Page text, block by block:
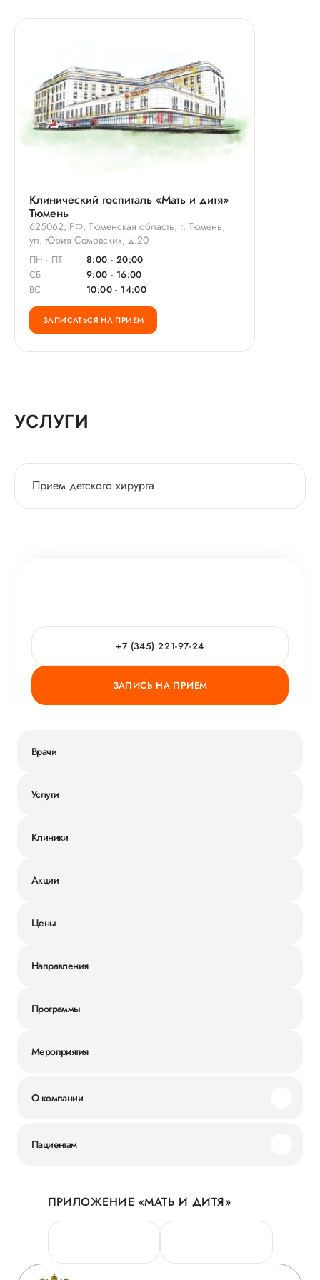
Клинический госпиталь «Мать и дитя»
Тюмень
625062, РФ, Тюменская область, г. Тюмень,
ул. Юрия Семовских, д.20
ПН - ПТ
8:00 - 20:00
СБ
9:00 - 16:00
ВС
10:00 - 14:00
ЗАПИСАТЬСЯ НА ПРИЕМ
УСЛУГИ
Прием детского хирурга
+7 (345) 221-97-24
ЗАПИСЬ НА ПРИЕМ
Врачи
Услуги
Клиники
Акции
Цены
Направления
Программы
Мероприятия
О компании
Новости
Руководство
Сотрудничество
Пациентам
Личный кабинет
Персональные данные
Горячая линия качества
ПРИЛОЖЕНИЕ «МАТЬ И ДИТЯ»